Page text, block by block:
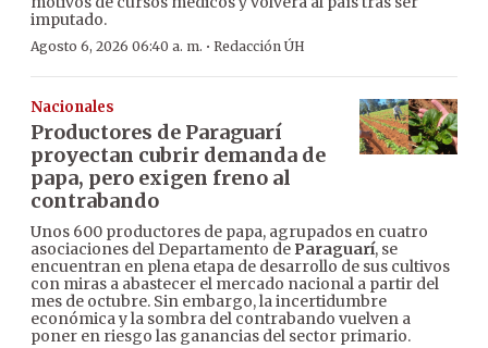
imputado.
Agosto 6, 2026 06:40 a. m. · Redacción ÚH
Nacionales
Productores de Paraguarí
proyectan cubrir demanda de
papa, pero exigen freno al
contrabando
Unos 600 productores de papa, agrupados en cuatro
asociaciones del Departamento de Paraguarí, se
encuentran en plena etapa de desarrollo de sus cultivos
con miras a abastecer el mercado nacional a partir del
mes de octubre. Sin embargo, la incertidumbre
económica y la sombra del contrabando vuelven a
poner en riesgo las ganancias del sector primario.